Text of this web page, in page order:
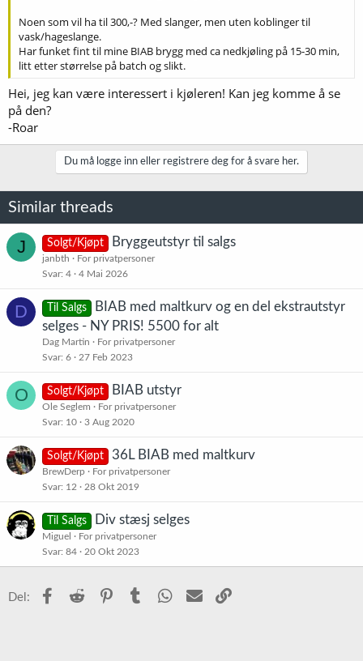
Noen som vil ha til 300,-? Med slanger, men uten koblinger til
vask/hageslange.
Har funket fint til mine BIAB brygg med ca nedkjøling på 15-30 min,
litt etter størrelse på batch og slikt.
Hei, jeg kan være interessert i kjøleren! Kan jeg komme å se
på den?
-Roar
Du må logge inn eller registrere deg for å svare her.
Similar threads
J Solgt/Kjøpt Bryggeutstyr til salgs
janbth
For privatpersoner
Svar 4 4 Mai 2026
D Til Salgs
BIAB med maltkurv og en del ekstrautstyr
selges - NY PRIS! 5500 for alt
Dag Martin
For privatpersoner
Svar 6 27 Feb 2023
O Solgt/Kjøpt BIAB utstyr
Ole Seglem
For privatpersoner
Svar 10 3 Aug 2020
Solgt/Kjøpt 36L BIAB med maltkurv
BrewDerp
For privatpersoner
Svar 12 28 Okt 2019
Til Salgs Div stæsj selges
Miguel
For privatpersoner
Svar 84 20 Okt 2023
Del: Facebook
Reddit PinterestTumblr WhatsApp
E-post